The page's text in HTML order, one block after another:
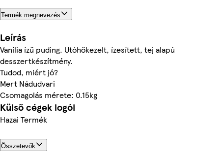
Termék megnevezés
Leírás
Vanília ízű puding. Utóhőkezelt, ízesített, tej alapú
desszertkészítmény.
Tudod, miért jó?
Mert Nádudvari
Csomagolás mérete: 0.15kg
Külső cégek logói
Hazai Termék
Összetevők